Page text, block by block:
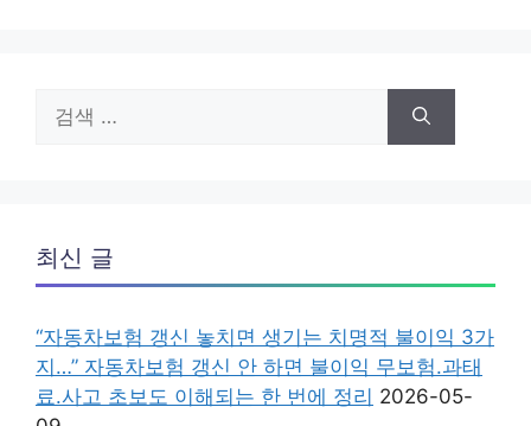
색:
최신 글
“자동차보험 갱신 놓치면 생기는 치명적 불이익 3가
지…” 자동차보험 갱신 안 하면 불이익 무보험.과태
료.사고 초보도 이해되는 한 번에 정리 2026-05-